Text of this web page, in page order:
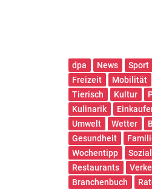
dpa News Sport
Freizeit
Mobilität
Tierisch
Kultur
Kulinarik
Umwelt
Wetter
Gesundheit
Wochentipp
Restaurants
Branchenbuch